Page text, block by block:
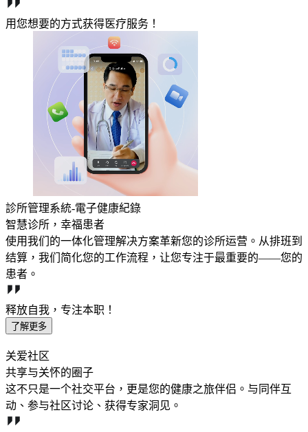
用您想要的方式获得医疗服务！
診所管理系統-電子健康紀錄
智慧诊所，幸福患者
使用我们的一体化管理解决方案革新您的诊所运营。从排班到
结算，我们简化您的工作流程，让您专注于最重要的——您的
患者。
释放自我，专注本职！
了解更多
关爱社区
共享与关怀的圈子
这不只是一个社交平台，更是您的健康之旅伴侣。与同伴互
动、参与社区讨论、获得专家洞见。